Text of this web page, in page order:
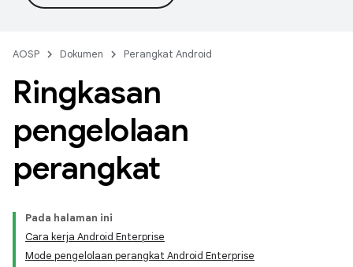
AOSP Dokumen Perangkat Android
Ringkasan
pengelolaan
perangkat
Pada halaman ini
Cara kerja Android Enterprise
Mode pengelolaan perangkat Android Enterprise